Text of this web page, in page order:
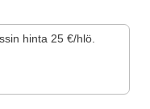
hinta 25 €/hlö.